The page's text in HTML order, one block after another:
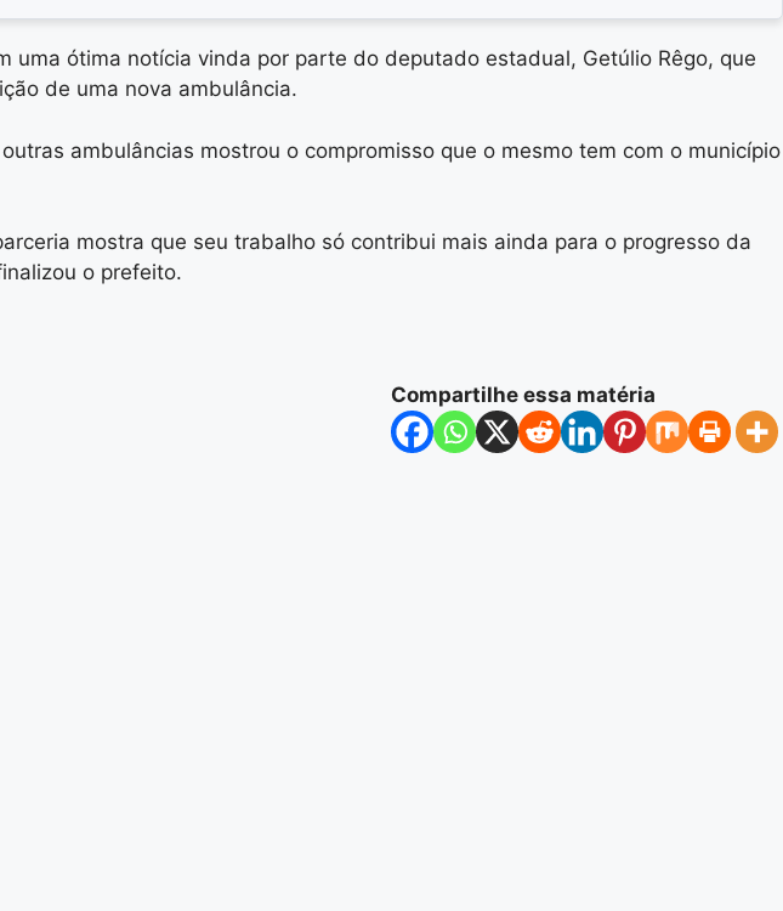
ótima notícia vinda por parte do deputado estadual, Getúlio Rêgo, que
de uma nova ambulância.
ambulâncias mostrou o compromisso que o mesmo tem com o município
mostra que seu trabalho só contribui mais ainda para o progresso da
o prefeito.
Compartilhe essa matéria